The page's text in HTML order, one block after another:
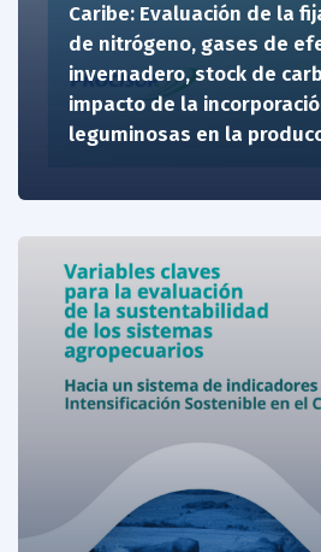
Caribe: Evaluación de la
de nitrógeno, gases de
invernadero, stock de
impacto de la
leguminosas en la